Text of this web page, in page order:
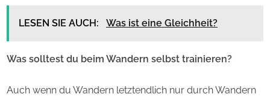
LESEN SIE AUCH: Was ist eine Gleichheit?
Was solltest du beim Wandern selbst trainieren?
Auch wenn du Wandern letztendlich nur durch Wandern